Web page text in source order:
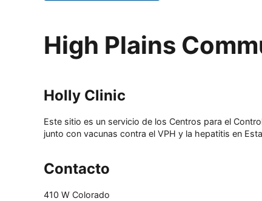
High Plains
Holly Clinic
Este sitio es un servicio de los Centros para el
junto con vacunas contra el VPH y la hepatitis en
Contacto
410 W Colorado